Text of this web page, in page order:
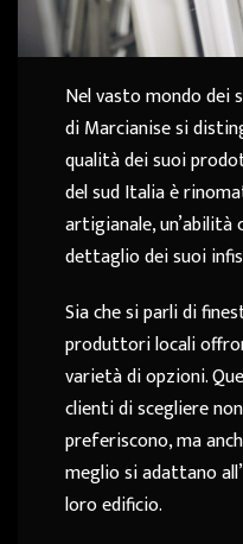
Nel vasto mondo dei
di Marcianise si
qualità dei suoi
del sud Italia è
artigianale, un’abilità
dettaglio dei suoi
Sia che si parli di
produttori locali
varietà di opzioni.
clienti di scegliere
preferiscono, ma
meglio si adattano
loro edificio.